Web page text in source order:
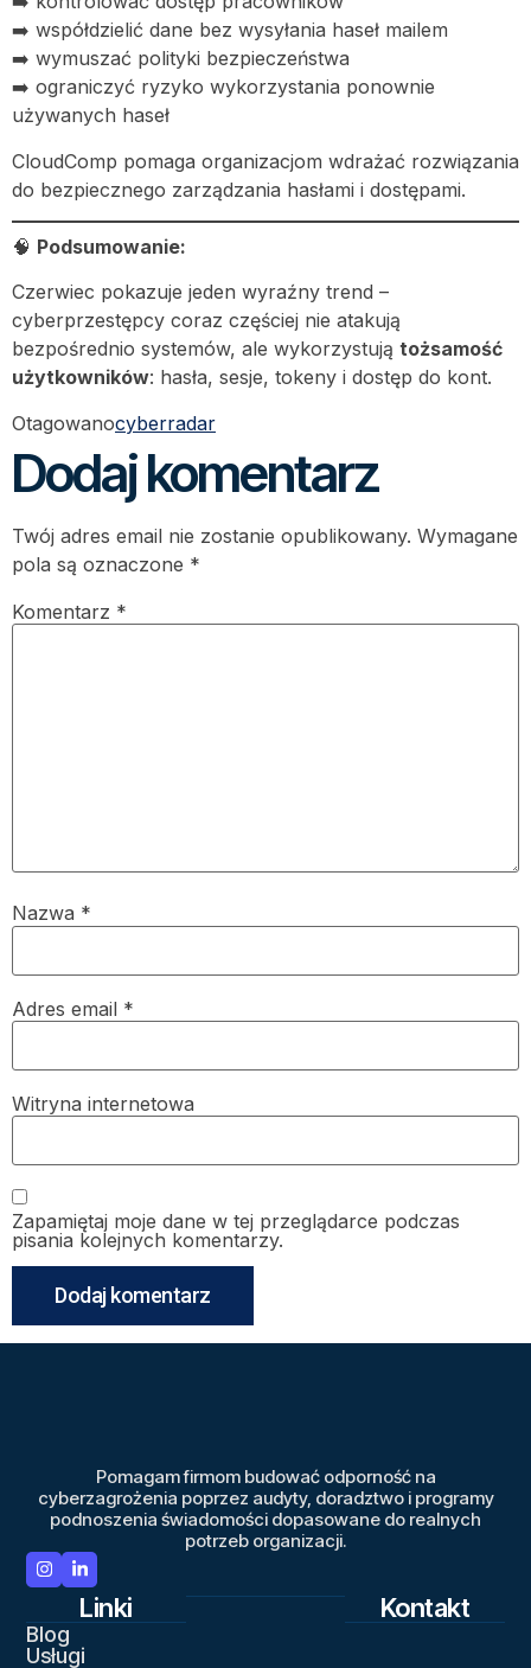
➡️ współdzielić dane bez wysyłania haseł mailem
➡️ wymuszać polityki bezpieczeństwa
➡️ ograniczyć ryzyko wykorzystania ponownie
używanych haseł
CloudComp pomaga organizacjom wdrażać rozwiązania
do bezpiecznego zarządzania hasłami i dostępami.
🧠 Podsumowanie:
Czerwiec pokazuje jeden wyraźny trend –
cyberprzestępcy coraz częściej nie atakują
bezpośrednio systemów, ale wykorzystują tożsamość
użytkowników: hasła, sesje, tokeny i dostęp do kont.
Otagowanocyberradar
Dodaj komentarz
Twój adres email nie zostanie opublikowany. Wymagane
pola są oznaczone *
Komentarz *
Nazwa *
Adres email *
Witryna internetowa
Zapamiętaj moje dane w tej przeglądarce podczas
pisania kolejnych komentarzy.
Pomagam firmom budować odporność na
cyberzagrożenia poprzez audyty, doradztwo i programy
podnoszenia świadomości dopasowane do realnych
potrzeb organizacji.
Linki
Blog
Usługi
Kontakt